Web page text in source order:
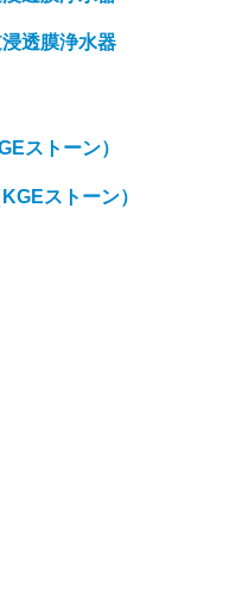
透膜浄水器
ストーン）
KGEストーン）